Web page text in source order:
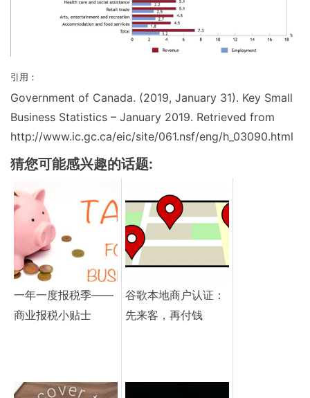
引用：
Government of Canada. (2019, January 31). Key Small
Business Statistics – January 2019. Retrieved from
http://www.ic.gc.ca/eic/site/061.nsf/eng/h_03090.html
猜您可能感兴趣的话题:
一年一度报税季——
商业报税小贴士
谷歌本地商户认证：
先来客，再付钱